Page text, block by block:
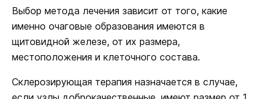
Выбор метода лечения зависит от того, какие
именно очаговые образования имеются в
щитовидной железе, от их размера,
местоположения и клеточного состава.
Склерозирующая терапия назначается в случае,